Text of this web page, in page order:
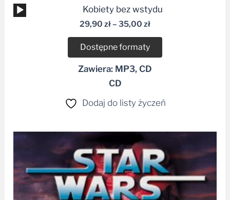
Odtwarzacz
plików
dźwiękowych
Kobiety bez wstydu
29,90 zł– 35,00 zł
Dostępne formaty
Zawiera: MP3, CD
CD
Dodaj do listy życzeń